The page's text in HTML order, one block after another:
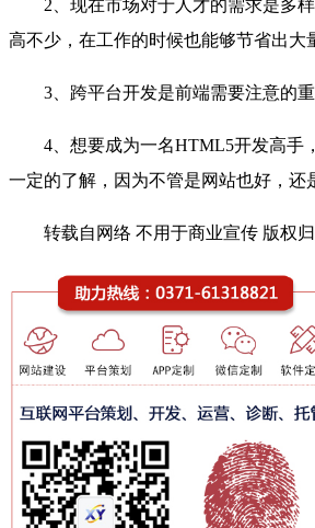
2、现在市场对于人才的需求是多
高不少，在工作的时候也能够节省出大
3、跨平台开发是前端需要注意的
4、想要成为一名HTML5开发高手
一定的了解，因为不管是网站也好，还
转载自网络 不用于商业宣传 版权